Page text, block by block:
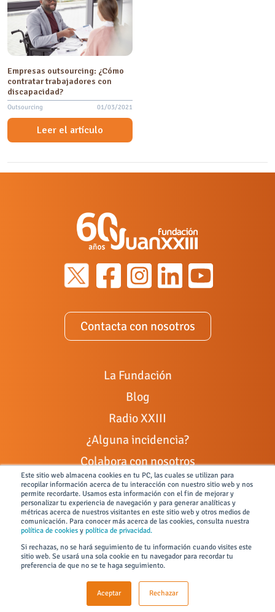
Este sitio web almacena cookies en tu PC, las cuales se utilizan para
recopilar información acerca de tu interacción con nuestro sitio web y nos
permite recordarte. Usamos esta información con el fin de mejorar y
personalizar tu experiencia de navegación y para generar analíticas y
métricas acerca de nuestros visitantes en este sitio web y otros medios de
comunicación. Para conocer más acerca de las cookies, consulta nuestra
política de cookies y política de privacidad.
Si rechazas, no se hará seguimiento de tu información cuando visites este
sitio web. Se usará una sola cookie en tu navegador para recordar tu
preferencia de que no se te haga seguimiento.
Aceptar Rechazar
Empresas outsourcing: ¿Cómo
contratar trabajadores con
discapacidad?
Outsourcing 01/03/2021
Leer el artículo
Contacta con nosotros
La Fundación
Blog
Radio XXIII
¿Alguna incidencia?
Colabora con nosotros
Portal de empleo
Ley General de Discapacidad
Canal de denuncias
Condiciones de uso y políticas de privacidad